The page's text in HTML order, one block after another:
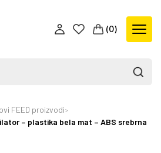
(0)
FEED proizvodi
– plastika bela mat – ABS srebrna